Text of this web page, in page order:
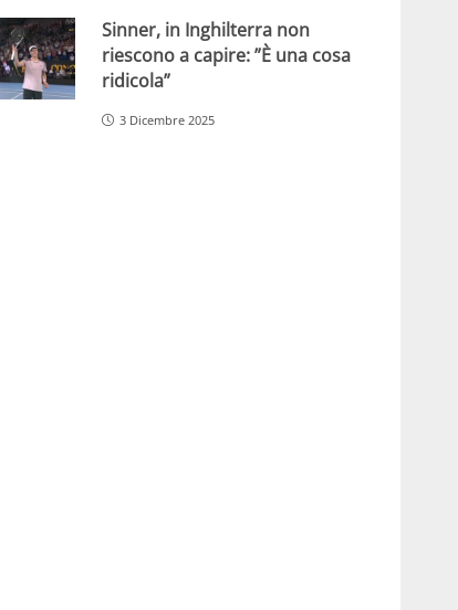
Sinner, in Inghilterra non
riescono a capire: ”È una cosa
ridicola”
3 Dicembre 2025